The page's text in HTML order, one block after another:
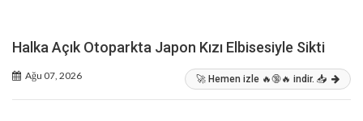
Halka Açık Otoparkta Japon Kızı Elbisesiyle Sikti
Ağu 07, 2026 🚀 Hemen izle 🔥🔞🔥 indir. 📥